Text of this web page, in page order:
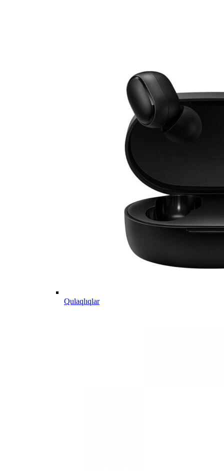
Qulaqlıqlar